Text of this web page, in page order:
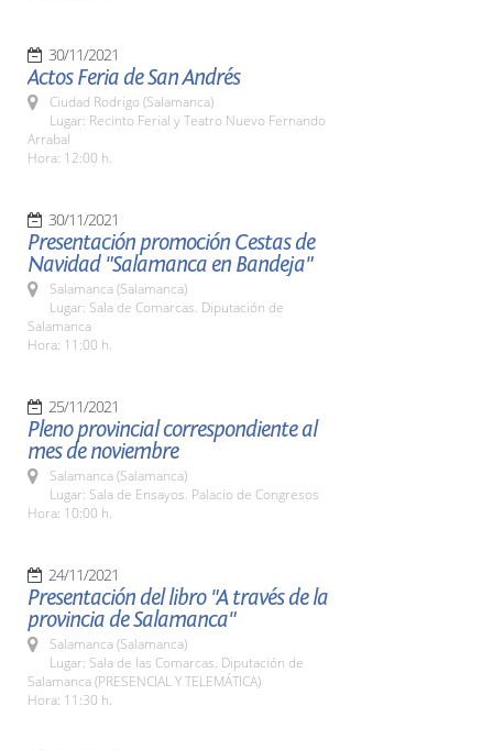
30/11/2021
Actos Feria de San Andrés
Ciudad Rodrigo (Salamanca)
Lugar: Recinto Ferial y Teatro Nuevo Fernando
Arrabal
Hora: 12:00 h.
30/11/2021
Presentación promoción Cestas de
Navidad "Salamanca en Bandeja"
Salamanca (Salamanca)
Lugar: Sala de Comarcas. Diputación de
Salamanca
Hora: 11:00 h.
25/11/2021
Pleno provincial correspondiente al
mes de noviembre
Salamanca (Salamanca)
Lugar: Sala de Ensayos. Palacio de Congresos
Hora: 10:00 h.
24/11/2021
Presentación del libro "A través de la
provincia de Salamanca"
Salamanca (Salamanca)
Lugar: Sala de las Comarcas. Diputación de
Salamanca (PRESENCIAL Y TELEMÁTICA)
Hora: 11:30 h.